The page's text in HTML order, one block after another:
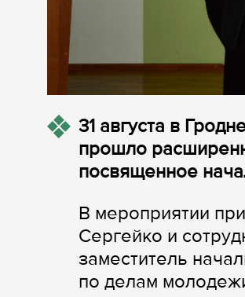
31 августа в
прошло
посвященное
В мероприятии
Сергейко и
заместитель
по делам